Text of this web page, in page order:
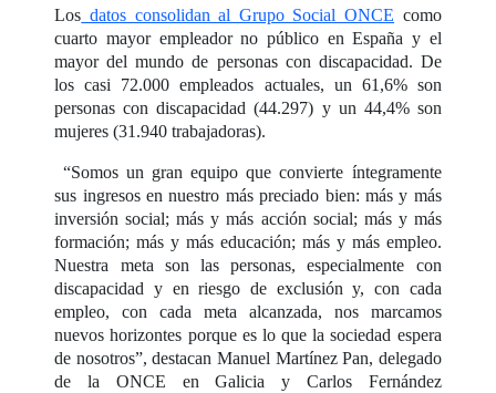
Los datos consolidan al Grupo Social ONCE como
cuarto mayor empleador no público en España y el
mayor del mundo de personas con discapacidad. De
los casi 72.000 empleados actuales, un 61,6% son
personas con discapacidad (44.297) y un 44,4% son
mujeres (31.940 trabajadoras).
“Somos un gran equipo que convierte íntegramente
sus ingresos en nuestro más preciado bien: más y más
inversión social; más y más acción social; más y más
formación; más y más educación; más y más empleo.
Nuestra meta son las personas, especialmente con
discapacidad y en riesgo de exclusión y, con cada
empleo, con cada meta alcanzada, nos marcamos
nuevos horizontes porque es lo que la sociedad espera
de nosotros”, destacan Manuel Martínez Pan, delegado
de la ONCE en Galicia y Carlos Fernández